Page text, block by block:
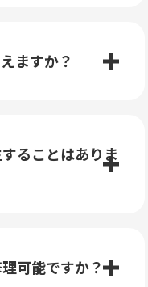
ますか？
ることはありま
可能ですか？